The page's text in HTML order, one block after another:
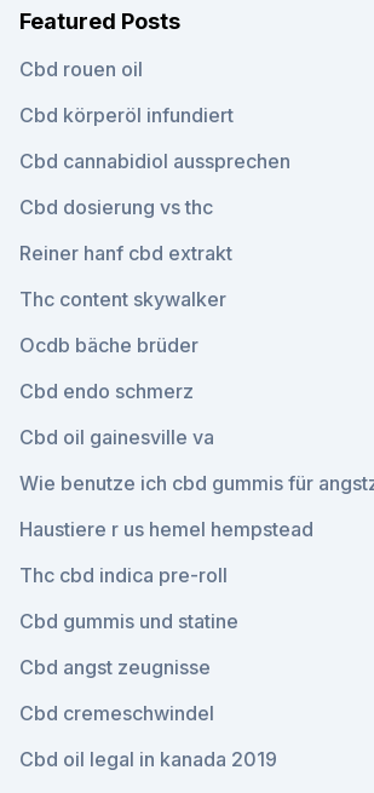
Featured Posts
Cbd rouen oil
Cbd körperöl infundiert
Cbd cannabidiol aussprechen
Cbd dosierung vs thc
Reiner hanf cbd extrakt
Thc content skywalker
Ocdb bäche brüder
Cbd endo schmerz
Cbd oil gainesville va
Wie benutze ich cbd gummis für
Haustiere r us hemel hempstead
Thc cbd indica pre-roll
Cbd gummis und statine
Cbd angst zeugnisse
Cbd cremeschwindel
Cbd oil legal in kanada 2019